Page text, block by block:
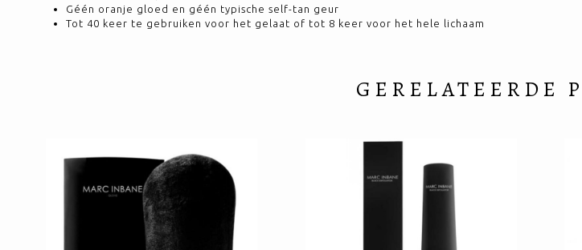
Géén oranje gloed en géén typische self-tan geur
Tot 40 keer te gebruiken voor het gelaat of tot 8 keer voor het hele lichaam
GERELATEERDE